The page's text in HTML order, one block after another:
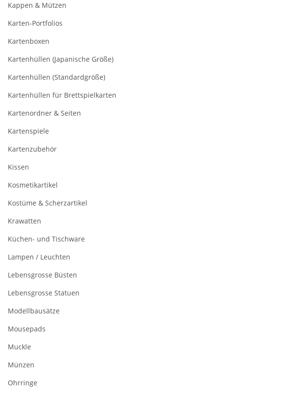
Kappen & Mützen
Karten-Portfolios
Kartenboxen
Kartenhüllen (Japanische Größe)
Kartenhüllen (Standardgröße)
Kartenhüllen für Brettspielkarten
Kartenordner & Seiten
Kartenspiele
Kartenzubehör
Kissen
Kosmetikartikel
Kostüme & Scherzartikel
Krawatten
Küchen- und Tischware
Lampen / Leuchten
Lebensgrosse Büsten
Lebensgrosse Statuen
Modellbausätze
Mousepads
Muckle
Münzen
Ohrringe